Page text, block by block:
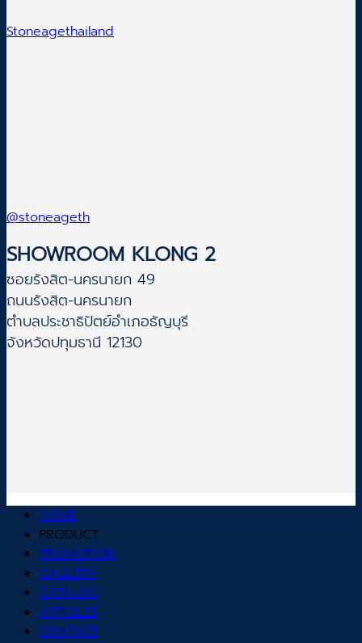
Stoneagethailand
@stoneageth
SHOWROOM KLONG 2
ซอยรังสิต-นครนายก 49
ถนนรังสิต-นครนายก
ตำบลประชาธิปัตย์อำเภอธัญบุรี
จังหวัดปทุมธานี 12130
HOME
PRODUCT
PROMOTION
GALLERY
CATALOG
ARTICLES
CONTACT